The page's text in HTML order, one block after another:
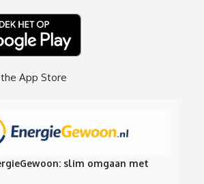
slim omgaan met